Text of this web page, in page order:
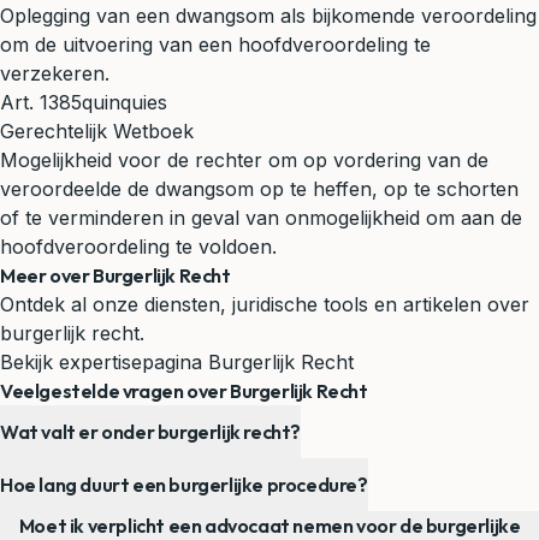
Oplegging van een dwangsom als bijkomende veroordeling
om de uitvoering van een hoofdveroordeling te
verzekeren.
Art. 1385quinquies
Gerechtelijk Wetboek
Mogelijkheid voor de rechter om op vordering van de
veroordeelde de dwangsom op te heffen, op te schorten
of te verminderen in geval van onmogelijkheid om aan de
hoofdveroordeling te voldoen.
Meer over Burgerlijk Recht
Ontdek al onze diensten, juridische tools en artikelen over
burgerlijk recht.
Bekijk expertisepagina Burgerlijk Recht
Veelgestelde vragen over Burgerlijk Recht
Wat valt er onder burgerlijk recht?
Hoe lang duurt een burgerlijke procedure?
Moet ik verplicht een advocaat nemen voor de burgerlijke